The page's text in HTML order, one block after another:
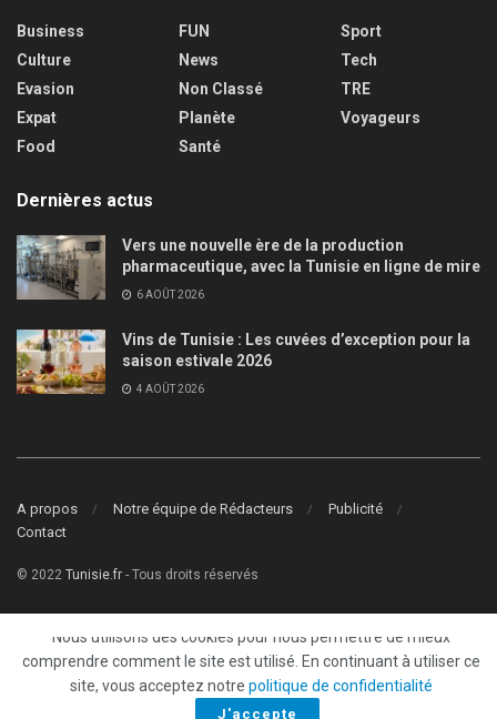
Business
Culture
Evasion
Expat
Food
FUN
News
Non Classé
Planète
Santé
Sport
Tech
TRE
Voyageurs
Dernières actus
Vers une nouvelle ère de la production
pharmaceutique, avec la Tunisie en ligne de mire
6 AOÛT 2026
Vins de Tunisie : Les cuvées d’exception pour la
saison estivale 2026
4 AOÛT 2026
A propos Notre équipe de Rédacteurs
Publicité
Contact
© 2022 Tunisie.fr - Tous droits réservés
Nous utilisons des cookies pour nous permettre de mieux
comprendre comment le site est utilisé. En continuant à utiliser ce
site, vous acceptez notre politique de confidentialité
J'accepte